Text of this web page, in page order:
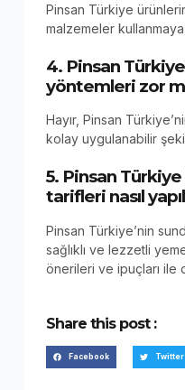
Pinsan Türkiye
malzemeler
4. Pinsan
yöntemleri zor
Hayır, Pinsan
kolay uygulanabilir
5. Pinsan Türkiye
tarifleri nasıl
Pinsan Türkiye’nin
sağlıklı ve lezzetli
önerileri ve ipuçları ile
Share this post :
Facebook Twitter